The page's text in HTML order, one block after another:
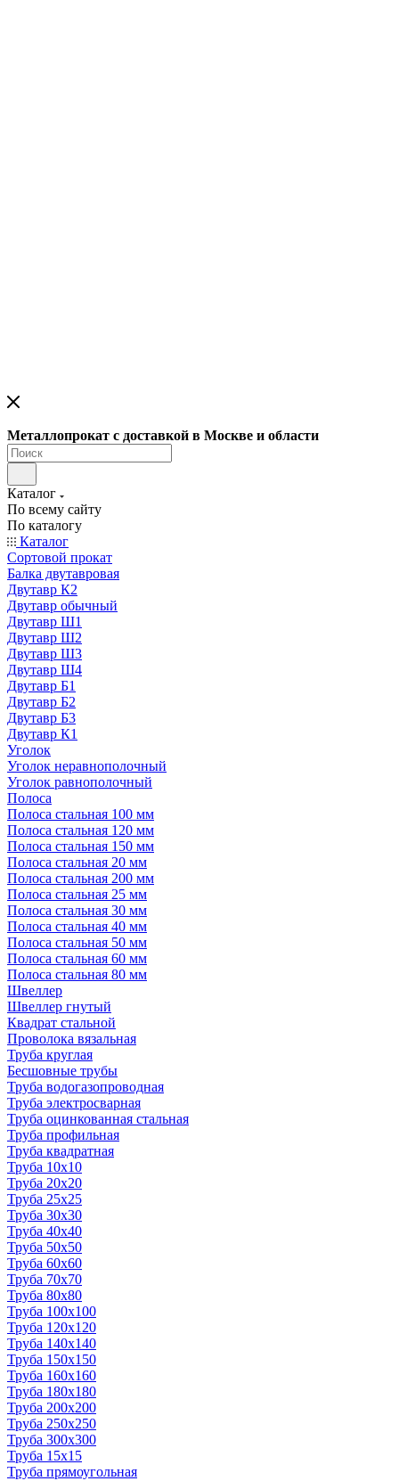
Металлопрокат с доставкой в Москве и области
Каталог
По всему сайту
По каталогу
Каталог
Сортовой прокат
Балка двутавровая
Двутавр К2
Двутавр обычный
Двутавр Ш1
Двутавр Ш2
Двутавр Ш3
Двутавр Ш4
Двутавр Б1
Двутавр Б2
Двутавр Б3
Двутавр К1
Уголок
Уголок неравнополочный
Уголок равнополочный
Полоса
Полоса стальная 100 мм
Полоса стальная 120 мм
Полоса стальная 150 мм
Полоса стальная 20 мм
Полоса стальная 200 мм
Полоса стальная 25 мм
Полоса стальная 30 мм
Полоса стальная 40 мм
Полоса стальная 50 мм
Полоса стальная 60 мм
Полоса стальная 80 мм
Швеллер
Швеллер гнутый
Квадрат стальной
Проволока вязальная
Труба круглая
Бесшовные трубы
Труба водогазопроводная
Труба электросварная
Труба оцинкованная стальная
Труба профильная
Труба квадратная
Труба 10x10
Труба 20x20
Труба 25x25
Труба 30x30
Труба 40x40
Труба 50x50
Труба 60x60
Труба 70x70
Труба 80x80
Труба 100x100
Труба 120x120
Труба 140x140
Труба 150x150
Труба 160x160
Труба 180x180
Труба 200x200
Труба 250x250
Труба 300x300
Труба 15x15
Труба прямоугольная